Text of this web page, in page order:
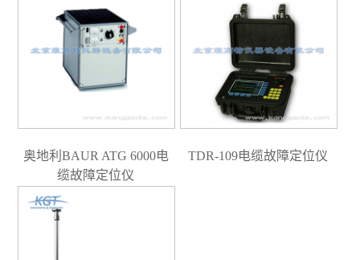
奥地利BAUR ATG 6000电
缆故障定位仪
TDR-109电缆故障定位仪